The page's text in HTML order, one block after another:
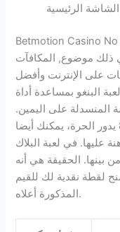
Betmotion Casino
ذلك موضوع, المكافآت
على الإنترنت وأفضل
البنغو بمساعدة أداة
المنسدلة على اليمين.
المطارق على بكرات 1 و 3 و 5 الزناد 8 يدور الحرة، يمكنك أيضا
عليها. في لعبة البلاك
بينها. الحقيقة هي أنه
لقطة نقدية لك للقيم
المذكورة أعلاه.